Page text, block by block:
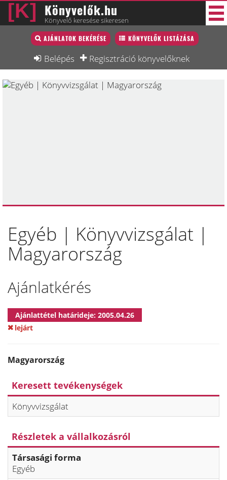
Könyvelők.hu
Könyvelő keresése sikeresen
AJÁNLATOK BEKÉRÉSE KÖNYVELŐK LISTÁZÁSA
Belépés Regisztráció könyvelőknek
Könyvelő lista
Könyvelési munkák
Fórum
Egyéb | Könyvvizsgálat |
Magyarország
Ajánlatkérés
Ajánlattétel határideje: 2005.04.26
lejárt
Magyarország
Keresett tevékenységek
Könyvvizsgálat
Részletek a vállalkozásról
Társasági forma
Egyéb